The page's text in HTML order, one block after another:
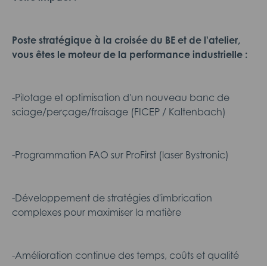
Poste stratégique à la croisée du BE et de l'atelier,
vous êtes le moteur de la performance industrielle :
-Pilotage et optimisation d'un nouveau banc de
sciage/perçage/fraisage (FICEP / Kaltenbach)
-Programmation FAO sur ProFirst (laser Bystronic)
-Développement de stratégies d'imbrication
complexes pour maximiser la matière
-Amélioration continue des temps, coûts et qualité